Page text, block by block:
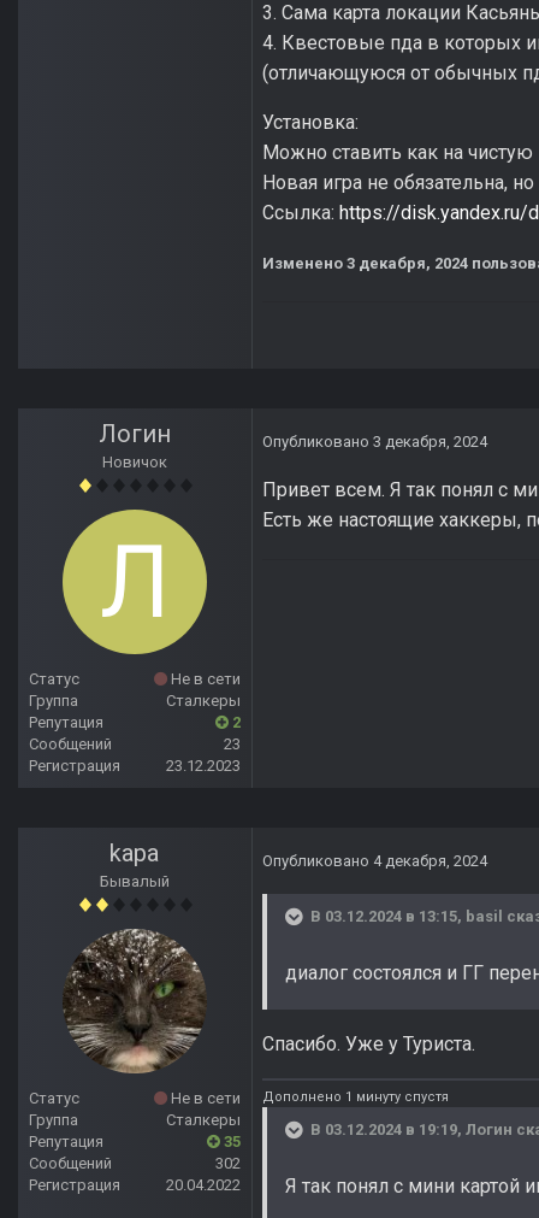
3. Сама карта локации
4. Квестовые пда в которых
(отличающуюся от обычных
Установка:
Можно ставить как на
Новая игра не обязательна,
Ссылка: https://disk.yandex.ru/
Изменено 3 декабря, 2024
Логин
Новичок
Статус
Не в сети
Группа
Сталкеры
Репутация
2
Сообщений
23
Регистрация
23.12.2023
Опубликовано 3 декабря, 2024
Привет всем. Я так понял с
Есть же настоящие хаккеры,
kapa
Бывалый
Статус
Не в сети
Группа
Сталкеры
Репутация
35
Сообщений
302
Регистрация
20.04.2022
Опубликовано 4 декабря, 2024
В 03.12.2024 в 13:15, basil
диалог состоялся и ГГ
Спасибо. Уже у Туриста.
Дополнено 1 минуту спустя
В 03.12.2024 в 19:19, Логин
Я так понял с мини картой